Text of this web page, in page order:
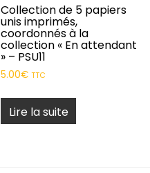
Collection de 5 papiers
unis imprimés,
coordonnés à la
collection « En attendant
» – PSU11
5.00€ TTC
Lire la suite